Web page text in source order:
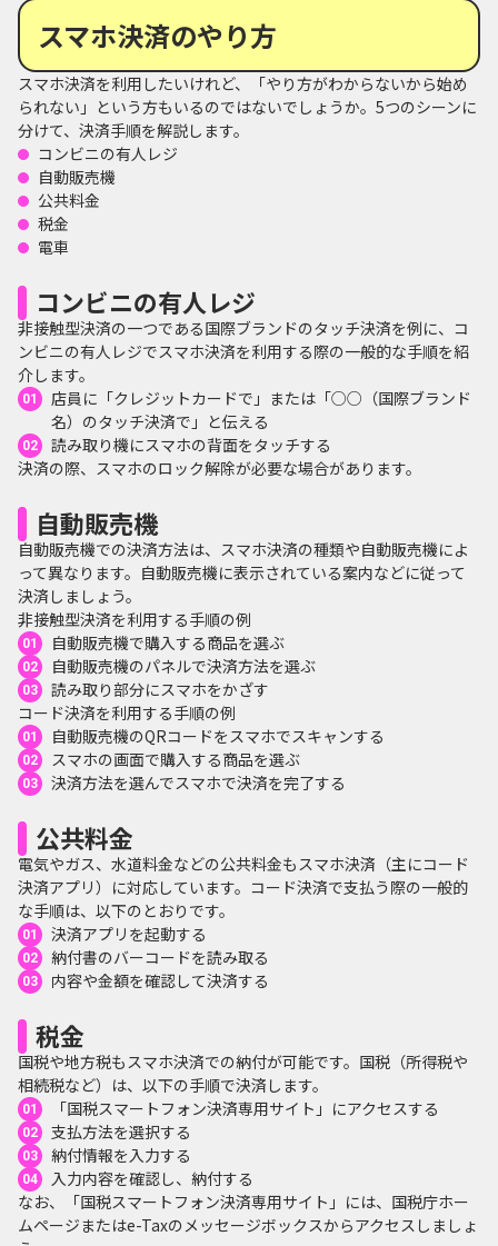
スマホ決済のやり方
スマホ決済を利用したいけれど、「やり方がわからないから始め
られない」という方もいるのではないでしょうか。5つのシーンに
分けて、決済手順を解説します。
コンビニの有人レジ
自動販売機
公共料金
税金
電車
コンビニの有人レジ
非接触型決済の一つである国際ブランドのタッチ決済を例に、コ
ンビニの有人レジでスマホ決済を利用する際の一般的な手順を紹
介します。
店員に「クレジットカードで」または「○○（国際ブランド
名）のタッチ決済で」と伝える
読み取り機にスマホの背面をタッチする
決済の際、スマホのロック解除が必要な場合があります。
自動販売機
自動販売機での決済方法は、スマホ決済の種類や自動販売機によ
って異なります。自動販売機に表示されている案内などに従って
決済しましょう。
非接触型決済を利用する手順の例
自動販売機で購入する商品を選ぶ
自動販売機のパネルで決済方法を選ぶ
読み取り部分にスマホをかざす
コード決済を利用する手順の例
自動販売機のQRコードをスマホでスキャンする
スマホの画面で購入する商品を選ぶ
決済方法を選んでスマホで決済を完了する
公共料金
電気やガス、水道料金などの公共料金もスマホ決済（主にコード
決済アプリ）に対応しています。コード決済で支払う際の一般的
な手順は、以下のとおりです。
決済アプリを起動する
納付書のバーコードを読み取る
内容や金額を確認して決済する
税金
国税や地方税もスマホ決済での納付が可能です。国税（所得税や
相続税など）は、以下の手順で決済します。
「国税スマートフォン決済専用サイト」にアクセスする
支払方法を選択する
納付情報を入力する
入力内容を確認し、納付する
なお、「国税スマートフォン決済専用サイト」には、国税庁ホー
ムページまたはe-Taxのメッセージボックスからアクセスしましょ